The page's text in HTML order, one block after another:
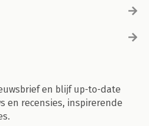
en blijf up-to-date
en recensies, inspirerende